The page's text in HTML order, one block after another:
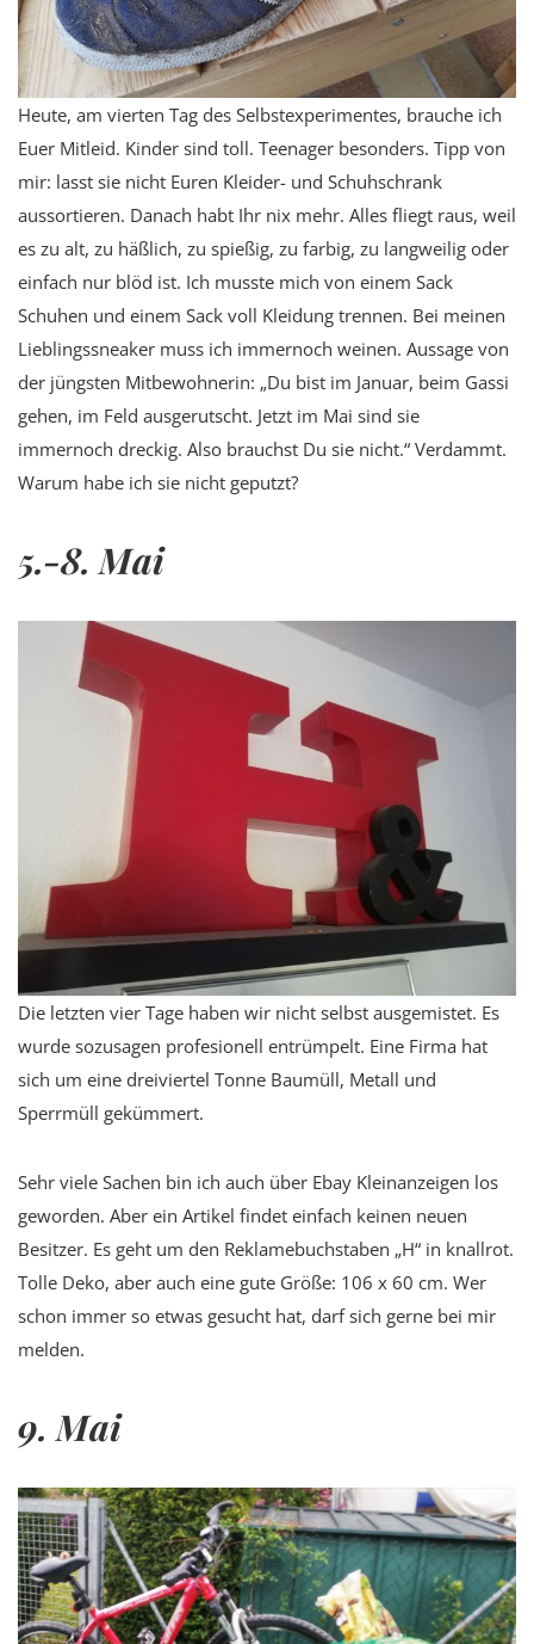
Heute, am vierten Tag des Selbstexperimentes, brauche ich
Euer Mitleid. Kinder sind toll. Teenager besonders. Tipp von
mir: lasst sie nicht Euren Kleider- und Schuhschrank
aussortieren. Danach habt Ihr nix mehr. Alles fliegt raus, weil
es zu alt, zu häßlich, zu spießig, zu farbig, zu langweilig oder
einfach nur blöd ist. Ich musste mich von einem Sack
Schuhen und einem Sack voll Kleidung trennen. Bei meinen
Lieblingssneaker muss ich immernoch weinen. Aussage von
der jüngsten Mitbewohnerin: „Du bist im Januar, beim Gassi
gehen, im Feld ausgerutscht. Jetzt im Mai sind sie
immernoch dreckig. Also brauchst Du sie nicht.“ Verdammt.
Warum habe ich sie nicht geputzt?
5.-8. Mai
Die letzten vier Tage haben wir nicht selbst ausgemistet. Es
wurde sozusagen profesionell entrümpelt. Eine Firma hat
sich um eine dreiviertel Tonne Baumüll, Metall und
Sperrmüll gekümmert.
Sehr viele Sachen bin ich auch über Ebay Kleinanzeigen los
geworden. Aber ein Artikel findet einfach keinen neuen
Besitzer. Es geht um den Reklamebuchstaben „H“ in knallrot.
Tolle Deko, aber auch eine gute Größe: 106 x 60 cm. Wer
schon immer so etwas gesucht hat, darf sich gerne bei mir
melden.
9. Mai